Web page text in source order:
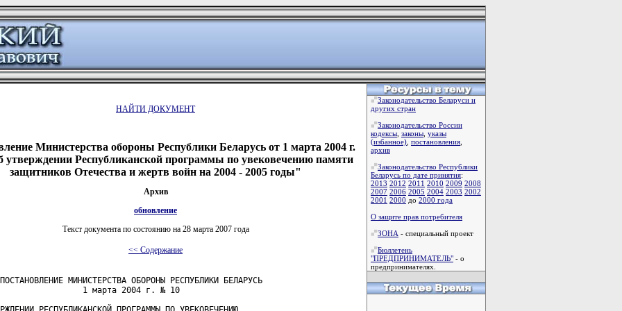
НАЙТИ ДОКУМЕНТ
Министерства обороны Республики Беларусь от 1 марта 2004 г.
Республиканской программы по увековечению памяти
защитников Отечества и жертв войн на 2004 - 2005 годы"
Архив
обновление
Текст документа по состоянию на 28 марта 2007 года
<< Содержание
Законодательство Беларуси и
других стран
Законодательство России
кодексы законы указы
(избанное) постановления
архив
Законодательство Республики
Беларусь по дате принятия:
2013 2012 2011 2010 2009 2008
2007 2006 2005 2004 2003 2002
2001 2000 до 2000 года
О защите прав потребителя
ЗОНА - специальный проект
Бюллетень
"ПРЕДПРИНИМАТЕЛЬ" - о
предпринимателях.